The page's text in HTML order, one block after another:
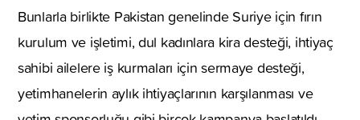
Bunlarla birlikte Pakistan genelinde Suriye için fırın
kurulum ve işletimi, dul kadınlara kira desteği, ihtiyaç
sahibi ailelere iş kurmaları için sermaye desteği,
yetimhanelerin aylık ihtiyaçlarının karşılanması ve